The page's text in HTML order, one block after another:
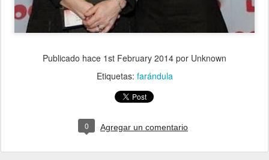
Publicado hace 1st February 2014 por Unknown
Etiquetas: farándula
0 Agregar un comentario